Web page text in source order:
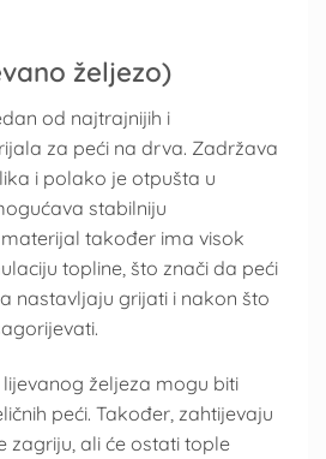
željezo)
od najtrajnijih i
za peći na drva. Zadržava
i polako je otpušta u
stabilniju
također ima visok
topline, što znači da peći
nastavljaju grijati i nakon što
lijevanog željeza mogu biti
peći. Također, zahtijevaju
zagriju, ali će ostati tople